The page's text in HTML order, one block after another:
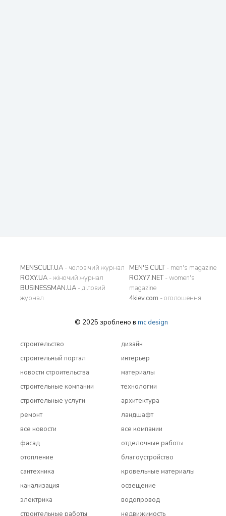
MENSCULT.UA - чоловічий журнал
ROXY.UA - жіночий журнал
BUSINESSMAN.UA - діловий
журнал
MEN'S CULT- men's magazine
ROXY7.NET- women's
magazine
4kiev.com - оголошення
© 2025 зроблено в mc design
строительство
строительный портал
новости строительства
строительные компании
строительные услуги
ремонт
все новости
дизайн
интерьер
материалы
технологии
архитектура
ландшафт
все компании
фасад
отопление
сантехника
канализация
электрика
строительные работы
отделочные работы
благоустройство
кровельные материалы
освещение
водопровод
недвижимость